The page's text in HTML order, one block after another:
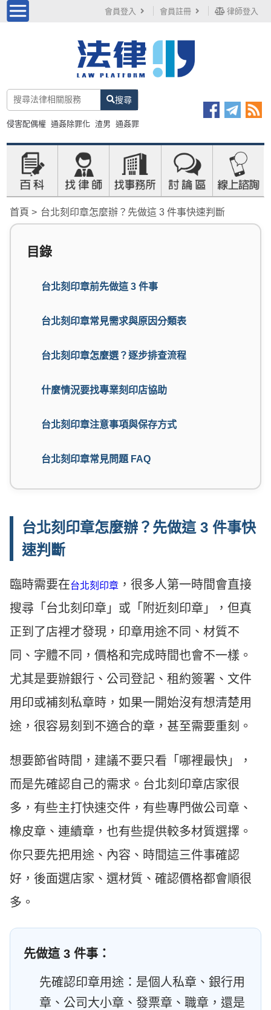
會員登入 會員註冊 律師登入
搜尋
侵害配偶權 通姦除罪化 渣男 通姦罪
首頁 台北刻印章怎麼辦？先做這 3 件事快速判斷
目錄
台北刻印章前先做這 3 件事
台北刻印章常見需求與原因分類表
台北刻印章怎麼選？逐步排查流程
什麼情況要找專業刻印店協助
台北刻印章注意事項與保存方式
台北刻印章常見問題 FAQ
台北刻印章怎麼辦？先做這 3 件事快
速判斷
臨時需要在台北刻印章 ，很多人第一時間會直接
搜尋「台北刻印章」或「附近刻印章」，但真
正到了店裡才發現，印章用途不同、材質不
同、字體不同，價格和完成時間也會不一樣。
尤其是要辦銀行、公司登記、租約簽署、文件
用印或補刻私章時，如果一開始沒有想清楚用
途，很容易刻到不適合的章，甚至需要重刻。
想要節省時間，建議不要只看「哪裡最快」，
而是先確認自己的需求。台北刻印章店家很
多，有些主打快速交件，有些專門做公司章、
橡皮章、連續章，也有些提供較多材質選擇。
你只要先把用途、內容、時間這三件事確認
好，後面選店家、選材質、確認價格都會順很
多。
先做這 3 件事：
先確認印章用途：是個人私章、銀行用
章、公司大小章、發票章、職章，還是